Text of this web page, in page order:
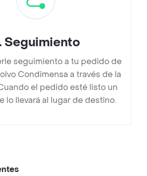
Seguimiento
seguimiento a tu pedido de
Condimensa a través de la
el pedido esté listo un
lo llevará al lugar de destino.